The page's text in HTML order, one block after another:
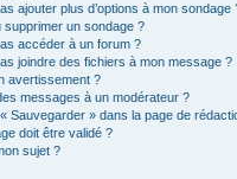
ajouter plus d’options à mon sondage
supprimer un sondage ?
accéder à un forum ?
joindre des fichiers à mon message ?
avertissement ?
messages à un modérateur ?
Sauvegarder » dans la page de
doit être validé ?
sujet ?